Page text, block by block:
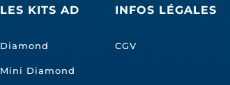
LES KITS AD
Diamond
Mini Diamond
INFOS LÉGALES
CGV